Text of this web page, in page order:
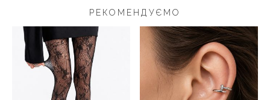
РЕКОМЕНДУЄМО